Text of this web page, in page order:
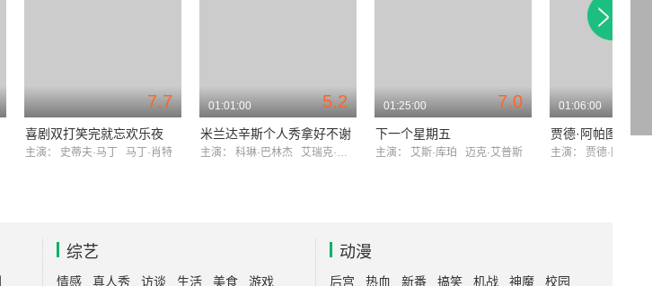
7.7
喜剧双打笑完就忘欢乐夜
主演： 史蒂夫·马丁 马丁·肖特
5.2
01:01:00
米兰达辛斯个人秀拿好不谢
主演： 科琳·巴林杰 艾瑞克·斯托克林
7.0
01:25:00
下一个星期五
主演： 艾斯·库珀 迈克·艾普斯
01:06:00
贾德·阿帕图:重返
主演： 贾德·阿帕图
综艺
情感 真人秀 访谈 生活 美食 游戏
动漫
后宫 热血 新番 搞笑 机战 神魔 校园